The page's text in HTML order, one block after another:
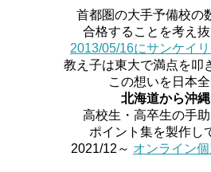
首都圏の大手予備校の
合格することを考え
2013/05/16にサンケイ
教え子は東大で満点を叩
この想いを日本全
北海道から沖
高校生・高卒生の手助
ポイント集を製作し
2021/12～ オンライン